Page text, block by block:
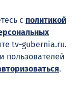
с политикой
tv-gubernia.ru.
пользователей
.